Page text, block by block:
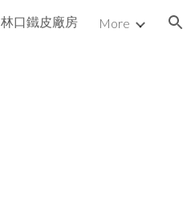
林口鐵皮廠房 More